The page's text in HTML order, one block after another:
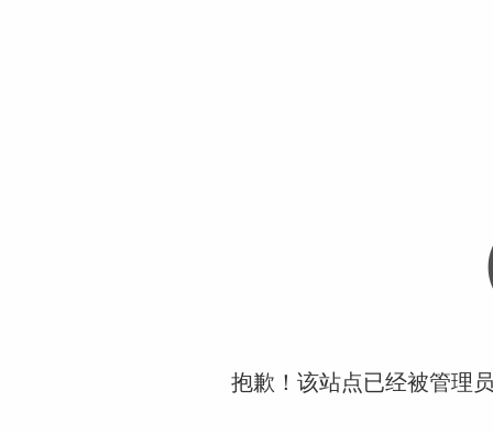
抱歉！该站点已经被管理